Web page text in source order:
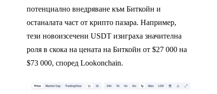
потенциално внедряване към Биткойн и
останалата част от крипто пазара. Например,
тези новоизсечени USDT изиграха значителна
роля в скока на цената на Биткойн от $27 000 на
$73 000, според Lookonchain.